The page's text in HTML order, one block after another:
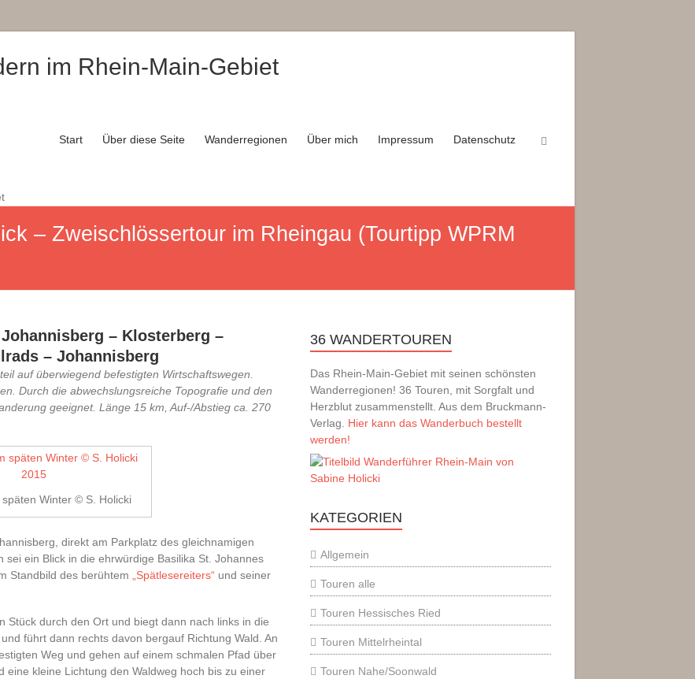
im Rhein-Main-Gebiet
Start Über diese Seite Wanderregionen Über mich Impressum Datenschutz
– Zweischlössertour im Rheingau (Tourtipp WPRM
– Klosterberg –
– Johannisberg
auf überwiegend befestigten Wirtschaftswegen.
Durch die abwechslungsreiche Topografie und den
geeignet. Länge 15 km, Auf-/Abstieg ca. 270
Winter © S. Holicki
direkt am Parkplatz des gleichnamigen
sei ein Blick in die ehrwürdige Basilika St. Johannes
Standbild des berühtem
„Spätlesereiters“ und seiner
Stück durch den Ort und biegt dann nach links in die
führt dann rechts davon bergauf Richtung Wald. An
Weg und gehen auf einem schmalen Pfad über
kleine Lichtung den Waldweg hoch bis zu einer
36 WANDERTOUREN
Das Rhein-Main-Gebiet mit seinen schönsten
Wanderregionen! 36 Touren, mit Sorgfalt und
Herzblut zusammenstellt. Aus dem Bruckmann-
Verlag. Hier kann das Wanderbuch bestellt
werden!
KATEGORIEN
Allgemein
Touren alle
Touren Hessisches Ried
Touren Mittelrheintal
Touren Nahe/Soonwald